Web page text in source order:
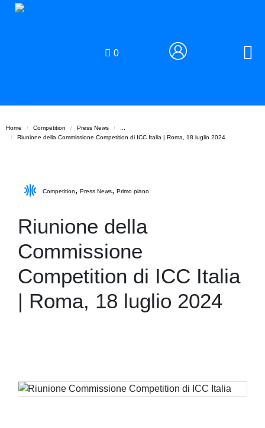
0
Home Competition Press News
Riunione della Commissione Competition di ICC Italia | Roma, 18 luglio 2024
Competition, Press News, Primo piano
Riunione della
Commissione
Competition di ICC Italia
| Roma, 18 luglio 2024